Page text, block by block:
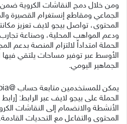
ومن خلال دمج النقاشات الكروية
الجماعي ومقاطع إنستغرام القصيرة
المحتوى، تواصل بيجو لايف تعزيز
ودعم المواهب المحلية، وصناعة
الحملة امتداداً لالتزام المنصة بدعم
الأوسط عبر توفير مساحات يلتقي
الجماهير اليومي.
الحملة على بيجو لايف عبر الرابط:
الأنشطة والانضمام إلى النقاشات
المحتوى والتفاعل مع التحديات القادمة.